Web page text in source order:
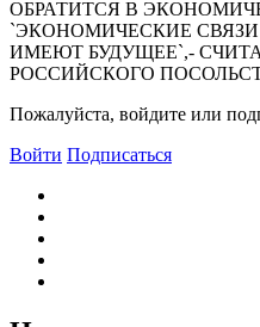
ОБРАТИТСЯ В
`ЭКОНОМИЧЕСКИЕ
ИМЕЮТ БУДУЩЕЕ`,-
РОССИЙСКОГО
Пожалуйста, войдите или
Войти Подписаться